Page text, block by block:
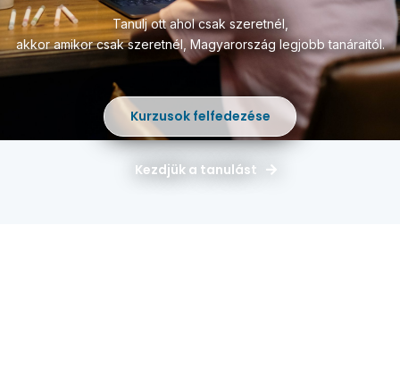
Tanulj ott ahol csak szeretnél,
akkor amikor csak szeretnél,Magyarország legjobb tanáraitól.
Kurzusok felfedezése
Kezdjük a tanulást